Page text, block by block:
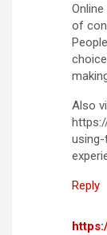
of
Also
Reply